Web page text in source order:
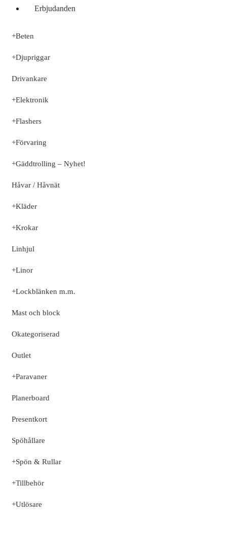
Erbjudanden
+Beten
+Djupriggar
Drivankare
+Elektronik
+Flashers
+Förvaring
+Gäddtrolling – Nyhet!
Håvar / Håvnät
+Kläder
+Krokar
Linhjul
+Linor
+Lockblänken m.m.
Mast och block
Okategoriserad
Outlet
+Paravaner
Planerboard
Presentkort
Spöhållare
+Spön & Rullar
+Tillbehör
+Utlösare